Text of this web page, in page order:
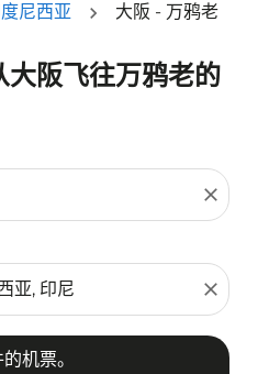
尼西亚 大阪 - 万鸦老
阪飞往万鸦老的
close
close
机票。
票。请调整您的筛选条件。